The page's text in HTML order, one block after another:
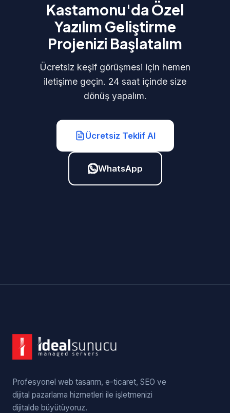
Kastamonu'da Özel
Yazılım Geliştirme
Projenizi Başlatalım
Ücretsiz keşif görüşmesi için hemen
iletişime geçin. 24 saat içinde size
dönüş yapalım.
Ücretsiz Teklif Al
WhatsApp
Profesyonel web tasarım, e-ticaret, SEO ve
dijital pazarlama hizmetleri ile işletmenizi
dijitalde büyütüyoruz.